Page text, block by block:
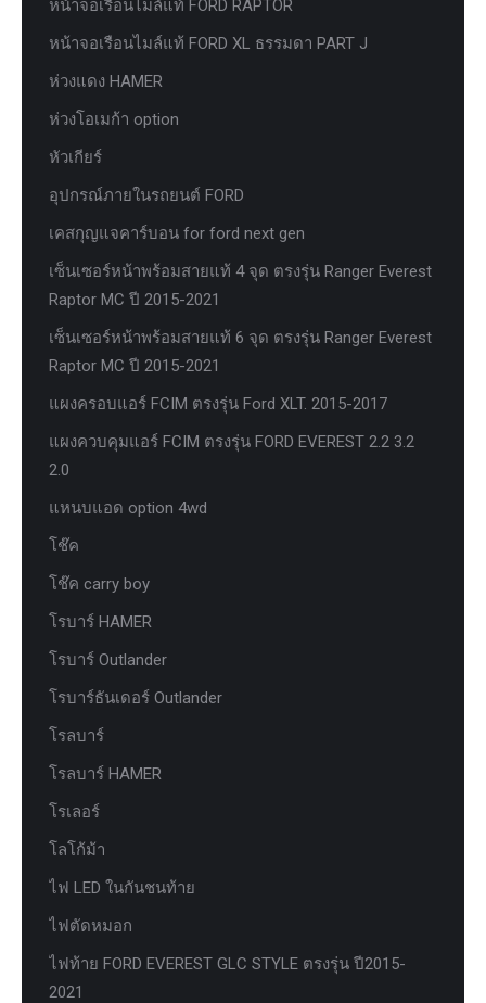
หน้าจอเรือนไมล์แท้ FORD RAPTOR
หน้าจอเรือนไมล์แท้ FORD XL ธรรมดา PART J
ห่วงแดง HAMER
ห่วงโอเมก้า option
หัวเกียร์
อุปกรณ์ภายในรถยนต์ FORD
เคสกุญแจคาร์บอน for ford next gen
เซ็นเซอร์หน้าพร้อมสายแท้ 4 จุด ตรงรุ่น Ranger Everest
Raptor MC ปี 2015-2021
เซ็นเซอร์หน้าพร้อมสายแท้ 6 จุด ตรงรุ่น Ranger Everest
Raptor MC ปี 2015-2021
แผงครอบแอร์ FCIM ตรงรุ่น Ford XLT. 2015-2017
แผงควบคุมแอร์ FCIM ตรงรุ่น FORD EVEREST 2.2 3.2
2.0
แหนบแอด option 4wd
โช๊ค
โช๊ค carry boy
โรบาร์ HAMER
โรบาร์ Outlander
โรบาร์ธันเดอร์ Outlander
โรลบาร์
โรลบาร์ HAMER
โรเลอร์
โลโก้ม้า
ไฟ LED ในกันชนท้าย
ไฟตัดหมอก
ไฟท้าย FORD EVEREST GLC STYLE ตรงรุ่น ปี2015-
2021